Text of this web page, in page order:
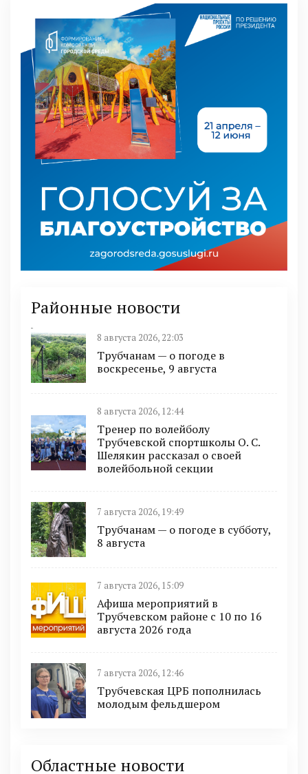
Районные новости
8 августа 2026, 22:03
Трубчанам — о погоде в
воскресенье, 9 августа
8 августа 2026, 12:44
Тренер по волейболу
Трубчевской спортшколы О. С.
Шелякин рассказал о своей
волейбольной секции
7 августа 2026, 19:49
Трубчанам — о погоде в субботу,
8 августа
7 августа 2026, 15:09
Афиша мероприятий в
Трубчевском районе с 10 по 16
августа 2026 года
7 августа 2026, 12:46
Трубчевская ЦРБ пополнилась
молодым фельдшером
Областные новости